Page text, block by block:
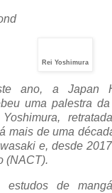
Rei Yoshimura
ano, a Japan
uma palestra
mais de uma
e, desde
(NACT).
estudos de